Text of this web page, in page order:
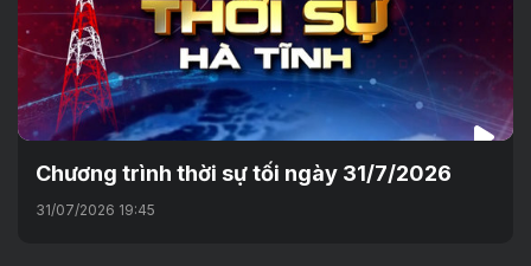
Chương trình thời sự tối ngày 31/7/2026
31/07/2026 19:45